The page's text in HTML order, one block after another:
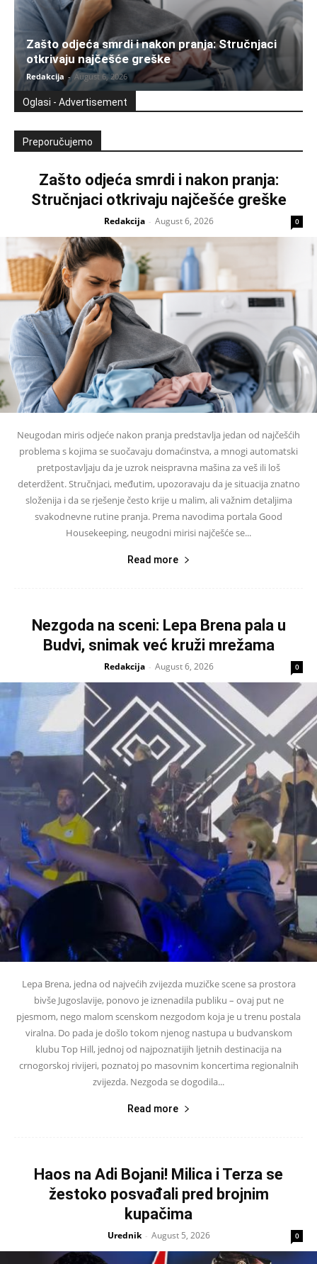
Zašto odjeća smrdi i nakon pranja: Stručnjaci
otkrivaju najčešće greške
Redakcija - August 6, 2026
Oglasi - Advertisement
Preporučujemo
Zašto odjeća smrdi i nakon pranja:
Stručnjaci otkrivaju najčešće greške
Redakcija - August 6, 2026 0
Neugodan miris odjeće nakon pranja predstavlja jedan od najčešćih
problema s kojima se suočavaju domaćinstva, a mnogi automatski
pretpostavljaju da je uzrok neispravna mašina za veš ili loš
deterdžent. Stručnjaci, međutim, upozoravaju da je situacija znatno
složenija i da se rješenje često krije u malim, ali važnim detaljima
svakodnevne rutine pranja. Prema navodima portala Good
Housekeeping, neugodni mirisi najčešće se...
Read more
Nezgoda na sceni: Lepa Brena pala u
Budvi, snimak već kruži mrežama
Redakcija - August 6, 2026 0
Lepa Brena, jedna od najvećih zvijezda muzičke scene sa prostora
bivše Jugoslavije, ponovo je iznenadila publiku – ovaj put ne
pjesmom, nego malom scenskom nezgodom koja je u trenu postala
viralna. Do pada je došlo tokom njenog nastupa u budvanskom
klubu Top Hill, jednoj od najpoznatijih ljetnih destinacija na
crnogorskoj rivijeri, poznatoj po masovnim koncertima regionalnih
zvijezda. Nezgoda se dogodila...
Read more
Haos na Adi Bojani! Milica i Terza se
žestoko posvađali pred brojnim
kupačima
Urednik - August 5, 2026 0